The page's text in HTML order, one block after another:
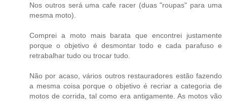
Nos outros será uma cafe racer (duas "roupas" para uma
mesma moto).
Comprei a moto mais barata que encontrei justamente
porque o objetivo é desmontar todo e cada parafuso e
retrabalhar tudo ou trocar tudo.
Não por acaso, vários outros restauradores estão fazendo
a mesma coisa porque o objetivo é recriar a categoria de
motos de corrida, tal como era antigamente. As motos vão